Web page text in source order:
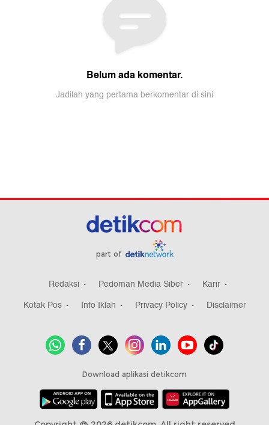
part of
Redaksi Pedoman Media Siber
Karir
Kotak Pos
Info Iklan Privacy Policy Disclaimer
Download aplikasi detikcom